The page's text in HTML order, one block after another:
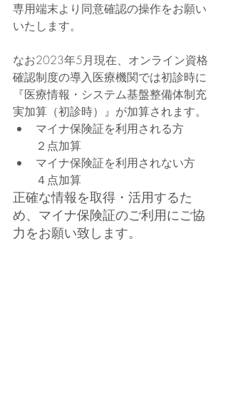
専用端末より同意確認の操作をお願い
いたします。
なお2023年5月現在、オンライン資格
確認制度の導入医療機関では初診時に
『医療情報・システム基盤整備体制充
実加算（初診時）』が加算されます。
マイナ保険証を利用される方
２点加算
マイナ保険証を利用されない方
４点加算
正確な情報を取得・活用するた
め、マイナ保険証のご利用にご協
力をお願い致します。